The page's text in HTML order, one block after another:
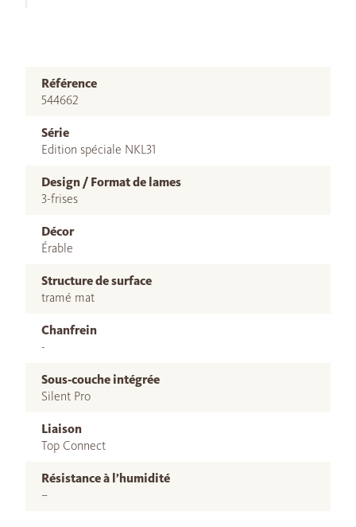
Référence
544662
Série
Edition spéciale NKL31
Design / Format de lames
3-frises
Décor
Érable
Structure de surface
tramé mat
Chanfrein
-
Sous-couche intégrée
Silent Pro
Liaison
Top Connect
Résistance à l’humidité
–